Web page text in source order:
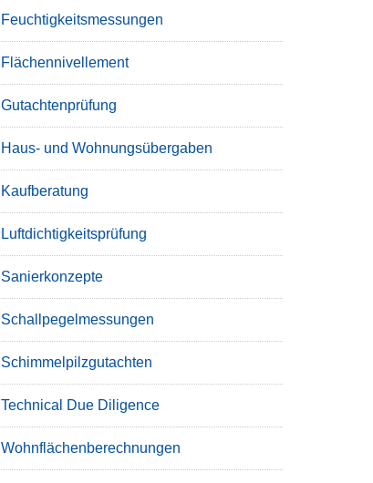
Feuchtigkeitsmessungen
Flächennivellement
Gutachtenprüfung
Haus- und Wohnungsübergaben
Kaufberatung
Luftdichtigkeitsprüfung
Sanierkonzepte
Schallpegelmessungen
Schimmelpilzgutachten
Technical Due Diligence
Wohnflächenberechnungen